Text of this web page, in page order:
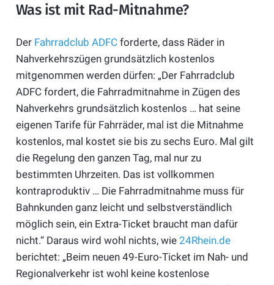
Was ist mit Rad-Mitnahme?
Der Fahrradclub ADFCforderte, dass Räder in
Nahverkehrszügen grundsätzlich kostenlos
mitgenommen werden dürfen: „Der Fahrradclub
ADFC fordert, die Fahrradmitnahme in Zügen des
Nahverkehrs grundsätzlich kostenlos … hat seine
eigenen Tarife für Fahrräder, mal ist die Mitnahme
kostenlos, mal kostet sie bis zu sechs Euro. Mal gilt
die Regelung den ganzen Tag, mal nur zu
bestimmten Uhrzeiten. Das ist vollkommen
kontraproduktiv … Die Fahrradmitnahme muss für
Bahnkunden ganz leicht und selbstverständlich
möglich sein, ein Extra-Ticket braucht man dafür
nicht.“ Daraus wird wohl nichts, wie 24Rhein.de
berichtet: „Beim neuen 49-Euro-Ticket im Nah- und
Regionalverkehr ist wohl keine kostenlose